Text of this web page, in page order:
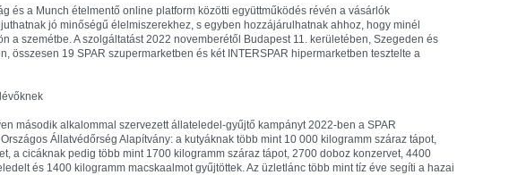
és a Munch ételmentő online platform közötti együttműködés révén a vásárlók
jó minőségű élelmiszerekhez, s egyben hozzájárulhatnak ahhoz, hogy minél
a szemétbe. A szolgáltatást 2022 novemberétől Budapest 11. kerületében, Szegeden és
összesen 19 SPAR szupermarketben és két INTERSPAR hipermarketben tesztelte a
második alkalommal szervezett állateledel-gyűjtő kampányt 2022-ben a SPAR
Állatvédőrség Alapítvány: a kutyáknak több mint 10 000 kilogramm száraz tápot,
a cicáknak pedig több mint 1700 kilogramm száraz tápot, 2700 doboz konzervet, 4400
és 1400 kilogramm macskaalmot gyűjtöttek. Az üzletlánc több mint tíz éve segíti a hazai